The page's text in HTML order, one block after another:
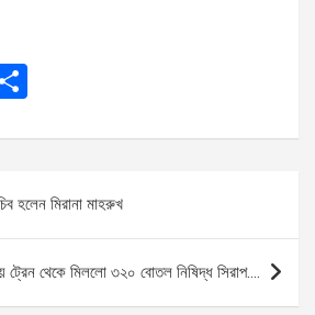
ar
হলেন মিরানা মাহরুখ
ট্রেন থেকে মিললো ৩২০ বোতল নিষিদ্ধ সিরাপ….